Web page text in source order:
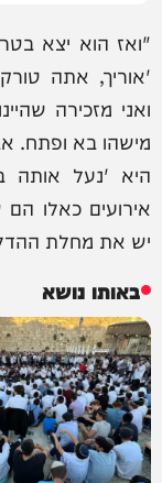
"ואז הוא יצא
'אוריך, אתה
ואני מזכירה
מישהו בא ופתח.
היא 'נעל אותה
אירועים כאלו
יש את מחלת
באותו נושא